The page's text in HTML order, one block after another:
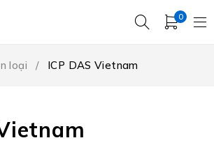
0
loại / ICP DAS Vietnam